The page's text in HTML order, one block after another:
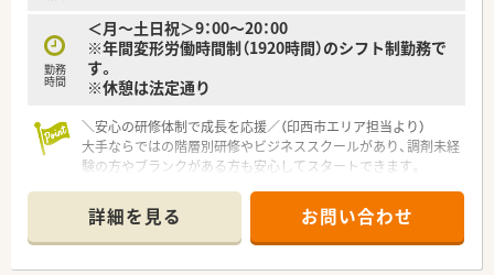
■レジ打ちや品出し業務は一切なく、薬剤師本来の業務に集中で
きる環境です。
■薬局管理システムを導入し、重複投与や相互作用、在庫管理を
一元化しています。
勤務
時間
＜月～土日祝＞9：00～20：00
※年間変形労働時間制（1920時間）のシフト制勤務で
す。
※休憩は法定通り
＼安心の研修体制で成長を応援／（印西市エリア担当より）
大手ならではの階層別研修やビジネススクールがあり、調剤未経
験の方やブランクがある方も安心してスタートできます。
【店舗情報と応需状況について】
■北総鉄道北総線の千葉ニュータウン中央駅から徒歩5分ほどの
好立地で、日々の通勤が非常にスムーズな薬局です。
■大型ショッピングモール内に構えているため、面対応で近隣の
詳細を見る お問い合わせ